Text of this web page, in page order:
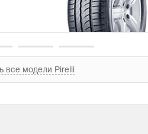
все модели Pirelli